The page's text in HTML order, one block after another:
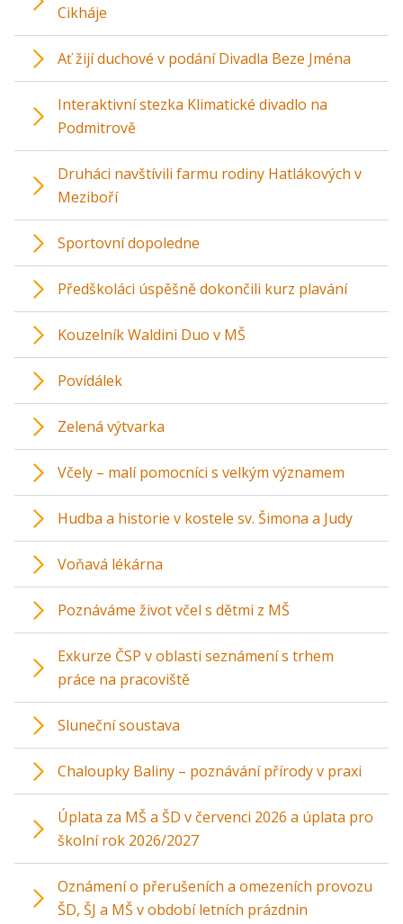
Cikháje
Ať žijí duchové v podání Divadla Beze Jména
Interaktivní stezka Klimatické divadlo na
Podmitrově
Druháci navštívili farmu rodiny Hatlákových v
Meziboří
Sportovní dopoledne
Předškoláci úspěšně dokončili kurz plavání
Kouzelník Waldini Duo v MŠ
Povídálek
Zelená výtvarka
Včely – malí pomocníci s velkým významem
Hudba a historie v kostele sv. Šimona a Judy
Voňavá lékárna
Poznáváme život včel s dětmi z MŠ
Exkurze ČSP v oblasti seznámení s trhem
práce na pracoviště
Sluneční soustava
Chaloupky Baliny – poznávání přírody v praxi
Úplata za MŠ a ŠD v červenci 2026 a úplata pro
školní rok 2026/2027
Oznámení o přerušeních a omezeních provozu
ŠD, ŠJ a MŠ v období letních prázdnin